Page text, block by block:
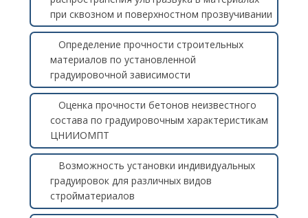
при сквозном и поверхностном прозвучивании
Определение прочности строительных
материалов по установленной
градуировочной зависимости
Оценка прочности бетонов неизвестного
состава по градуировочным характеристикам
ЦНИИОМПТ
Возможность установки индивидуальных
градуировок для различных видов
стройматериалов